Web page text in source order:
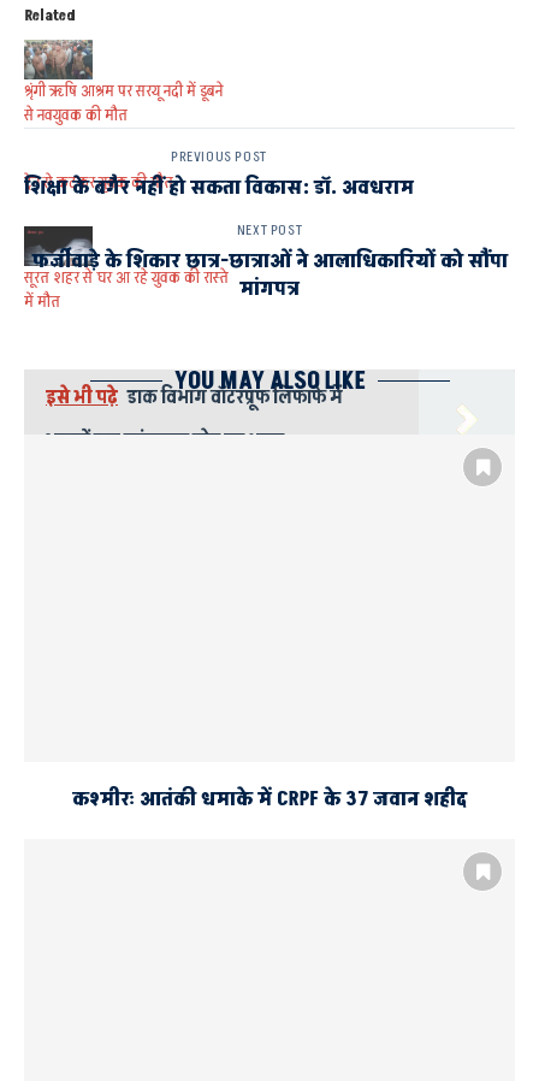
Related
श्रृंगी ऋषि आश्रम पर सरयू नदी में डूबने
से नवयुवक की मौत
ट्रेन से कटकर युवक की मौत
सूरत शहर से घर आ रहे युवक की रास्ते
में मौत
इसे भी पढ़े डाक विभाग वॉटरप्रूफ लिफाफे में
भाइयों तक पहुंचाएगा स्नेह का धागा
PREVIOUS POST
शिक्षा के बगैर नहीं हो सकता विकास: डाॅ. अवधराम
NEXT POST
फर्जीवाड़े के शिकार छात्र-छात्राओं ने आलाधिकारियों को सौंपा
मांगपत्र
YOU MAY ALSO LIKE
कश्मीरः आतंकी धमाके में CRPF के 37 जवान शहीद